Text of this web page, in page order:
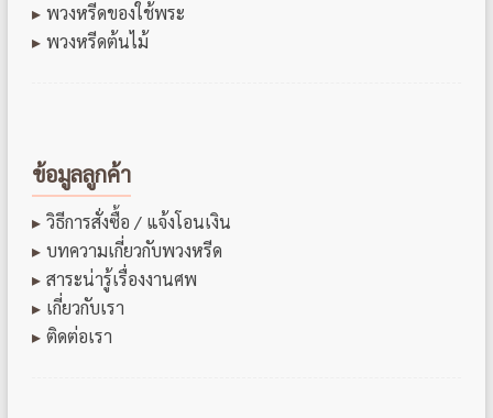
พวงหรีดของใช้พระ
พวงหรีดต้นไม้
ข้อมูลลูกค้า
วิธีการสั่งซื้อ / แจ้งโอนเงิน
บทความเกี่ยวกับพวงหรีด
สาระน่ารู้เรื่องงานศพ
เกี่ยวกับเรา
ติดต่อเรา